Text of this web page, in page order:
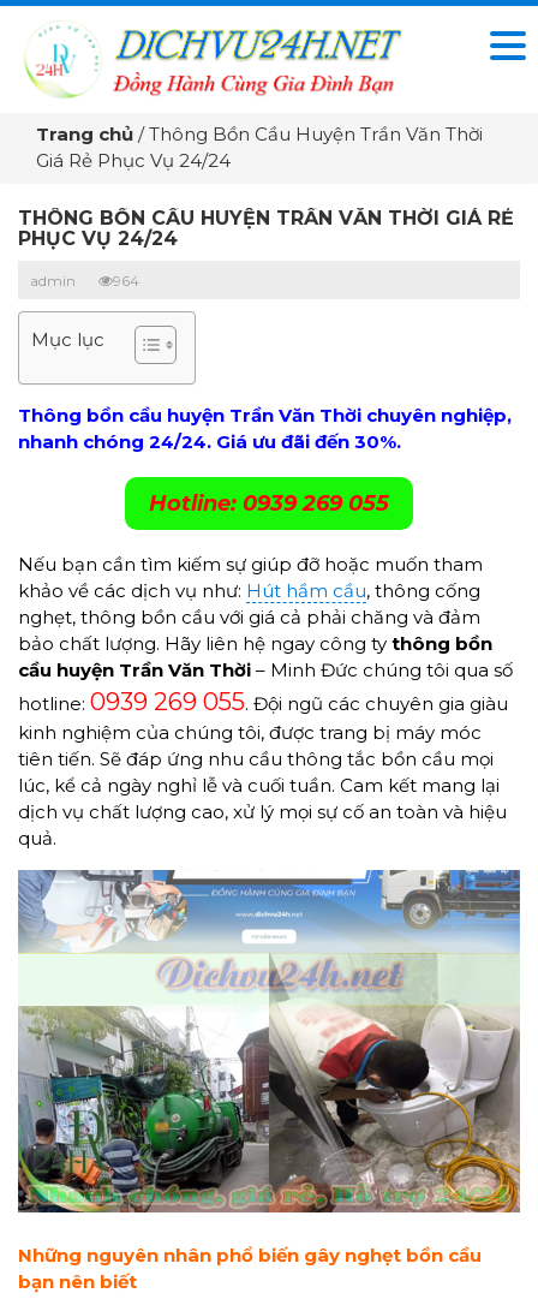
Trang chủ /Thông Bồn Cầu Huyện Trần Văn Thời
Giá Rẻ Phục Vụ 24/24
THÔNG BỒN CẦU HUYỆN TRẦN VĂN THỜI GIÁ RẺ
PHỤC VỤ 24/24
admin 964
Mục lục
Thông bồn cầu huyện Trần Văn Thời chuyên nghiệp,
nhanh chóng 24/24. Giá ưu đãi đến 30%.
Hotline: 0939 269 055
Nếu bạn cần tìm kiếm sự giúp đỡ hoặc muốn tham
khảo về các dịch vụ như: Hút hầm cầu, thông cống
nghẹt, thông bồn cầu với giá cả phải chăng và đảm
bảo chất lượng. Hãy liên hệ ngay công ty thông bồn
cầu huyện Trần Văn Thời – Minh Đức chúng tôi qua số
hotline: 0939 269 055. Đội ngũ các chuyên gia giàu
kinh nghiệm của chúng tôi, được trang bị máy móc
tiên tiến. Sẽ đáp ứng nhu cầu thông tắc bồn cầu mọi
lúc, kể cả ngày nghỉ lễ và cuối tuần. Cam kết mang lại
dịch vụ chất lượng cao, xử lý mọi sự cố an toàn và hiệu
quả.
Những nguyên nhân phổ biến gây nghẹt bồn cầu
bạn nên biết